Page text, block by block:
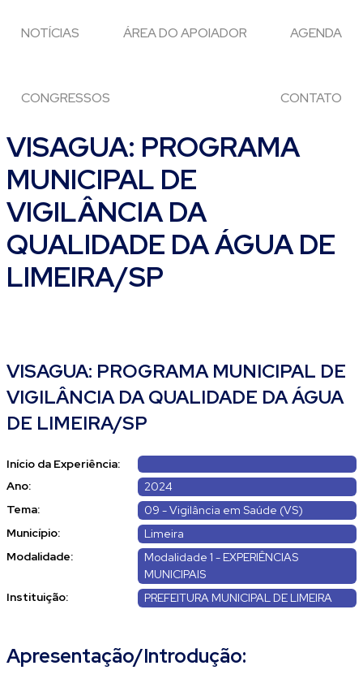
NOTÍCIAS ÁREA DO APOIADOR AGENDA
CONGRESSOS CONTATO
VISAGUA: PROGRAMA
MUNICIPAL DE
VIGILÂNCIA DA
QUALIDADE DA ÁGUA DE
LIMEIRA/SP
VISAGUA: PROGRAMA MUNICIPAL DE
VIGILÂNCIA DA QUALIDADE DA ÁGUA
DE LIMEIRA/SP
Início da Experiência:
Ano:
2024
Tema:
09 - Vigilância em Saúde (VS)
Município:
Limeira
Modalidade:
Modalidade 1 - EXPERIÊNCIAS
MUNICIPAIS
Instituição:
PREFEITURA MUNICIPAL DE LIMEIRA
Apresentação/Introdução: